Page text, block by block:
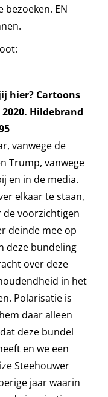
bezoeken. EN
hier? Cartoons
Hildebrand
vanwege de
Trump, vanwege
en in de media.
elkaar te staan,
voorzichtigen
deinde mee op
deze bundeling
over deze
in het
Polarisatie is
daar alleen
deze bundel
en we een
Steehouwer
jaar waarin